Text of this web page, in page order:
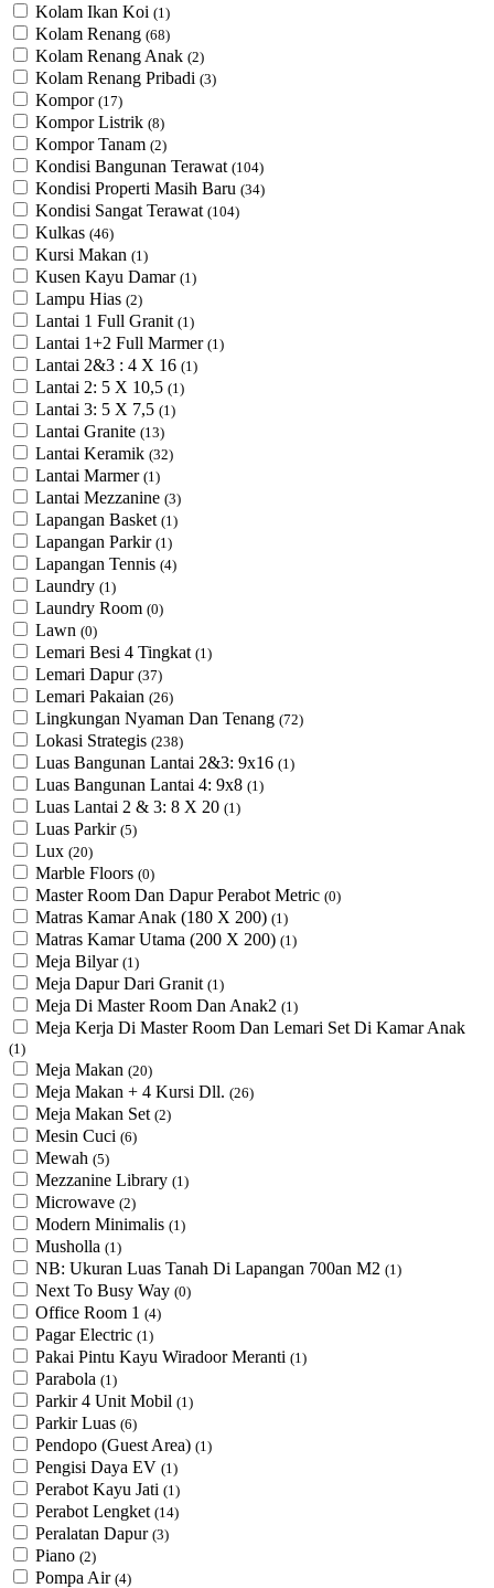
Kolam Ikan Koi (1)
Kolam Renang (68)
Kolam Renang Anak (2)
Kolam Renang Pribadi (3)
Kompor (17)
Kompor Listrik (8)
Kompor Tanam (2)
Kondisi Bangunan Terawat (104)
Kondisi Properti Masih Baru (34)
Kondisi Sangat Terawat (104)
Kulkas (46)
Kursi Makan (1)
Kusen Kayu Damar (1)
Lampu Hias (2)
Lantai 1 Full Granit (1)
Lantai 1+2 Full Marmer (1)
Lantai 2&3 : 4 X 16 (1)
Lantai 2: 5 X 10,5 (1)
Lantai 3: 5 X 7,5 (1)
Lantai Granite (13)
Lantai Keramik (32)
Lantai Marmer (1)
Lantai Mezzanine (3)
Lapangan Basket (1)
Lapangan Parkir (1)
Lapangan Tennis (4)
Laundry (1)
Laundry Room (0)
Lawn (0)
Lemari Besi 4 Tingkat (1)
Lemari Dapur (37)
Lemari Pakaian (26)
Lingkungan Nyaman Dan Tenang (72)
Lokasi Strategis (238)
Luas Bangunan Lantai 2&3: 9x16 (1)
Luas Bangunan Lantai 4: 9x8 (1)
Luas Lantai 2 & 3: 8 X 20 (1)
Luas Parkir (5)
Lux (20)
Marble Floors (0)
Master Room Dan Dapur Perabot Metric (0)
Matras Kamar Anak (180 X 200) (1)
Matras Kamar Utama (200 X 200) (1)
Meja Bilyar (1)
Meja Dapur Dari Granit (1)
Meja Di Master Room Dan Anak2 (1)
Meja Kerja Di Master Room Dan Lemari Set Di Kamar Anak
(1)
Meja Makan (20)
Meja Makan + 4 Kursi Dll. (26)
Meja Makan Set (2)
Mesin Cuci (6)
Mewah (5)
Mezzanine Library (1)
Microwave (2)
Modern Minimalis (1)
Musholla (1)
NB: Ukuran Luas Tanah Di Lapangan 700an M2 (1)
Next To Busy Way (0)
Office Room 1 (4)
Pagar Electric (1)
Pakai Pintu Kayu Wiradoor Meranti (1)
Parabola (1)
Parkir 4 Unit Mobil (1)
Parkir Luas (6)
Pendopo (Guest Area) (1)
Pengisi Daya EV (1)
Perabot Kayu Jati (1)
Perabot Lengket (14)
Peralatan Dapur (3)
Piano (2)
Pompa Air (4)